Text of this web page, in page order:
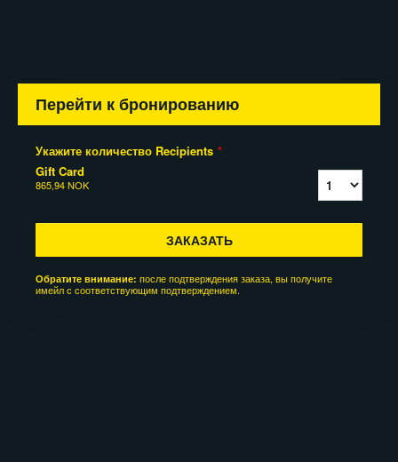
Перейти к бронированию
Укажите количество Recipients *
Gift Card
865,94 NOK
ЗАКАЗАТЬ
Обратите внимание: после подтверждения заказа, вы получите
имейл с соответствующим подтверждением.